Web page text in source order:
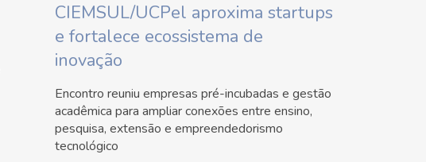
CIEMSUL/UCPel aproxima startups
e fortalece ecossistema de
inovação
Encontro reuniu empresas pré-incubadas e gestão
acadêmica para ampliar conexões entre ensino,
pesquisa, extensão e empreendedorismo
tecnológico